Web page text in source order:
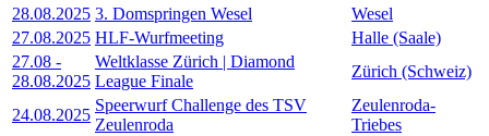
28.08.2025 3. Domspringen Wesel
Wesel
27.08.2025 HLF-Wurfmeeting
Halle (Saale)
27.08 -
28.08.2025
Weltklasse Zürich | Diamond
League Finale
Zürich (Schweiz)
24.08.2025
Speerwurf Challenge des TSV
Zeulenroda
Zeulenroda-
Triebes